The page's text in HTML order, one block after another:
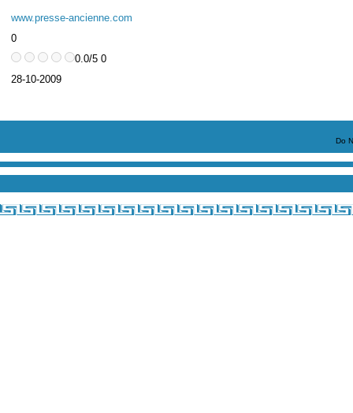
www.presse-ancienne.com
0
0.0/5 0
28-10-2009
Do